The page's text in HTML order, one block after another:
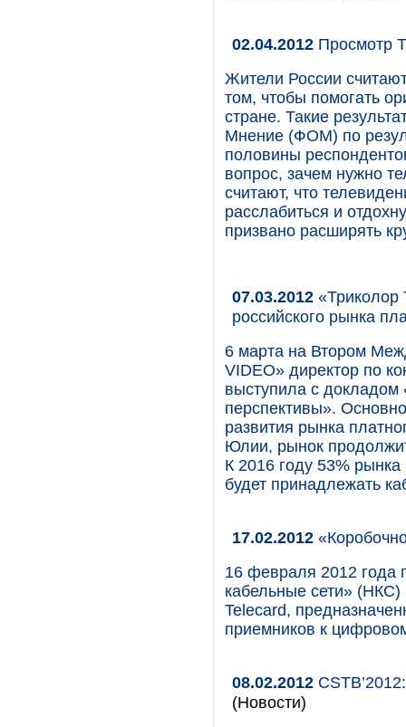
02.04.2012 Просмотр
Жители России
том, чтобы помогать
стране. Такие
Мнение (ФОМ) по
половины
вопрос, зачем нужно
считают, что
расслабиться и
призвано расширять
07.03.2012 «Триколор
российского рынка
6 марта на Втором
VIDEO» директор по
выступила с докладом
перспективы».
развития рынка
Юлии, рынок
К 2016 году 53% рынка
будет принадлежать
17.02.2012
16 февраля 2012 года
кабельные сети» (НКС)
Telecard,
приемников к
08.02.2012
(Новости)